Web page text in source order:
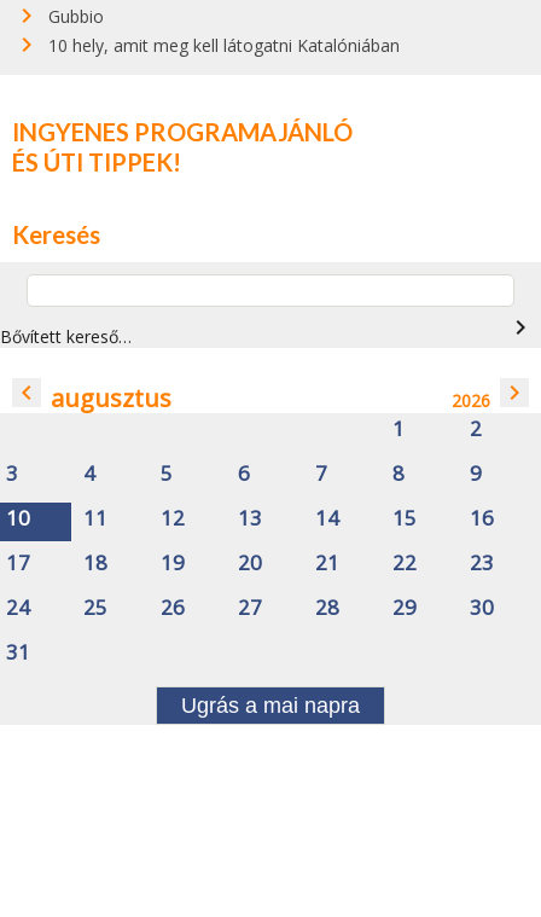
Gubbio
10 hely, amit meg kell látogatni Katalóniában
INGYENES PROGRAMAJÁNLÓ
ÉS ÚTI TIPPEK!
Keresés
Bővített kereső… navigate_next
navigate_before augusztus 2026 navigate_next
1
2
3
4 5 6 7 8
9
10
11 12 13 14 15
16
17
18 19 20 21 22
23
24
25 26 27 28 29
30
31
Ugrás a mai napra